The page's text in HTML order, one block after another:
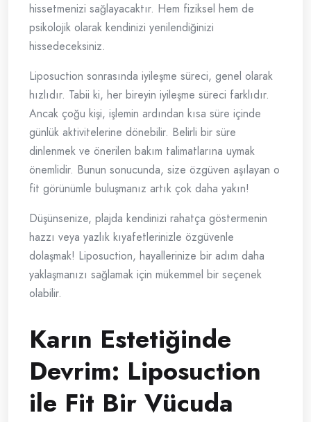
hissetmenizi sağlayacaktır. Hem fiziksel hem de
psikolojik olarak kendinizi yenilendiğinizi
hissedeceksiniz.
Liposuction sonrasında iyileşme süreci, genel olarak
hızlıdır. Tabii ki, her bireyin iyileşme süreci farklıdır.
Ancak çoğu kişi, işlemin ardından kısa süre içinde
günlük aktivitelerine dönebilir. Belirli bir süre
dinlenmek ve önerilen bakım talimatlarına uymak
önemlidir. Bunun sonucunda, size özgüven aşılayan o
fit görünümle buluşmanız artık çok daha yakın!
Düşünsenize, plajda kendinizi rahatça göstermenin
hazzı veya yazlık kıyafetlerinizle özgüvenle
dolaşmak! Liposuction, hayallerinize bir adım daha
yaklaşmanızı sağlamak için mükemmel bir seçenek
olabilir.
Karın Estetiğinde
Devrim: Liposuction
ile Fit Bir Vücuda